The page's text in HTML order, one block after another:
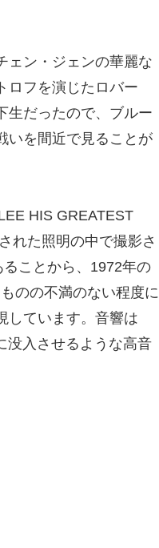
ェン・ジェンの華麗な
ロフを演じたロバー
生だったので、ブルー
いを間近で見ることが
HIS GREATEST
れた照明の中で撮影さ
ことから、1972年の
のの不満のない程度に
しています。音響は
没入させるような高音